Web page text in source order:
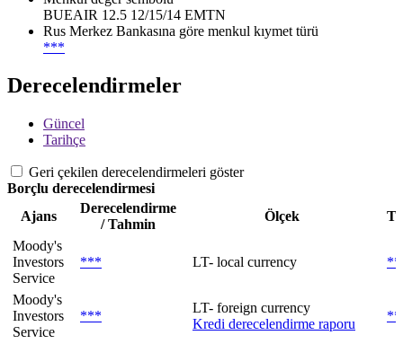
BUEAIR 12.5 12/15/14 EMTN
Rus Merkez Bankasına göre menkul kıymet türü
***
Derecelendirmeler
Güncel
Tarihçe
Geri çekilen derecelendirmeleri göster
Borçlu derecelendirmesi
Ajans
Derecelendirme
/ Tahmin
Ölçek
Moody's
Investors
Service
*** LT- local currency
Moody's
Investors
Service
***
LT- foreign currency
Kredi derecelendirme raporu